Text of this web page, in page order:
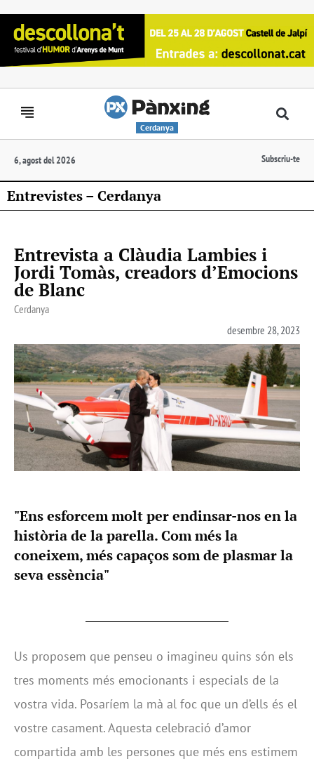
Cerdanya
6, agost del 2026 Subscriu-te
Entrevistes – Cerdanya
Entrevista a Clàudia Lambies i
Jordi Tomàs, creadors d’Emocions
de Blanc
Cerdanya
desembre 28, 2023
"Ens esforcem molt per endinsar-nos en la
història de la parella. Com més la
coneixem, més capaços som de plasmar la
seva essència"
Us proposem que penseu o imagineu quins són els
tres moments més emocionants i especials de la
vostra vida. Posaríem la mà al foc que un d’ells és el
vostre casament. Aquesta celebració d’amor
compartida amb les persones que més ens estimem